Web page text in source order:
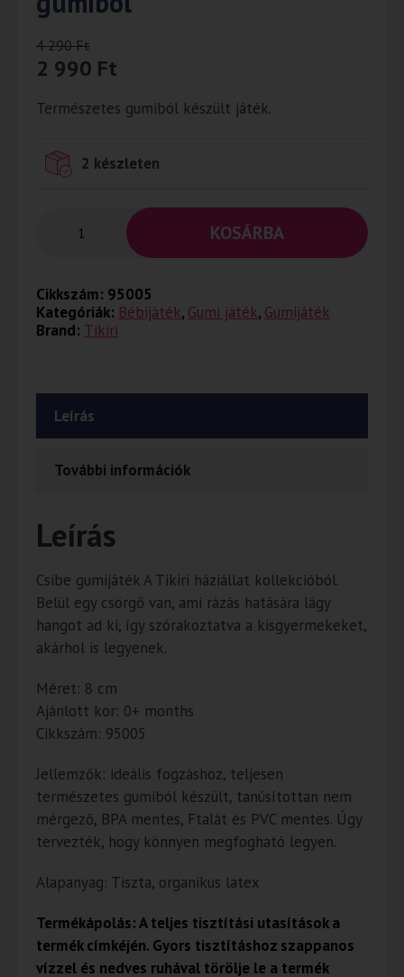
4 290Ft
2 990 Ft
Természetes gumiból készült játék.
2 készleten
KOSÁRBA
Cikkszám: 95005
Kategóriák: Bébijáték, Gumi játék, Gumijáték
Brand: Tikiri
Leírás
További információk
Leírás
Csibe gumijáték A Tikiri háziállat kollekcióból.
Belül egy csörgő van, ami rázás hatására lágy
hangot ad ki, így szórakoztatva a kisgyermekeket,
akárhol is legyenek.
Méret: 8 cm
Ajánlott kor: 0+ months
Cikkszám: 95005
Jellemzők: ideális fogzáshoz, teljesen
természetes gumiból készült, tanúsítottan nem
mérgező, BPA mentes, Ftalát és PVC mentes. Úgy
tervezték, hogy könnyen megfogható legyen.
Alapanyag: Tiszta, organikus latex
Termékápolás: A teljes tisztítási utasítások a
termék címkéjén. Gyors tisztításhoz szappanos
vízzel és nedves ruhával törölje le a termék